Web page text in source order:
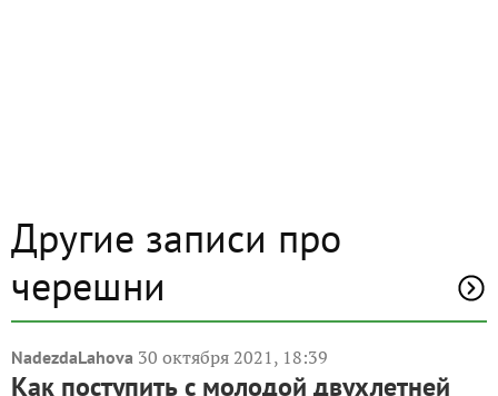
Другие записи про
черешни
NadezdaLahova 30 октября 2021, 18:39
Как поступить с молодой двухлетней